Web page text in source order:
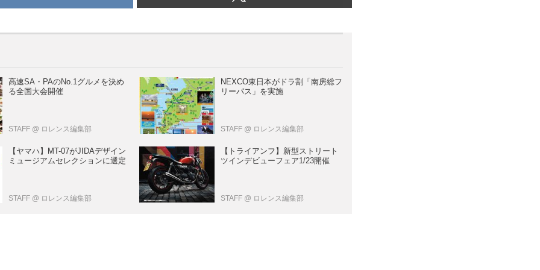
高速SA・PAのNo.1グルメを決め
る全国大会開催
STAFF @ ロレンス編集部
NEXCO東日本がドラ割「南房総フ
リーパス」を実施
STAFF @ ロレンス編集部
【ヤマハ】MT-07がJIDAデザイン
ミュージアムセレクションに選定
STAFF @ ロレンス編集部
【トライアンフ】新型ストリート
ツインデビューフェア1/23開催
STAFF @ ロレンス編集部